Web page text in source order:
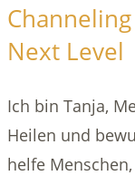
Next Level
Ich bin Tanja,
Heilen und
helfe